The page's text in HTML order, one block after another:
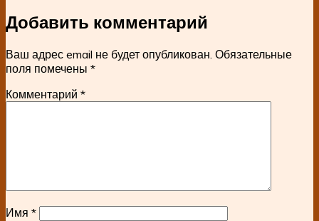
Добавить комментарий
Ваш адрес email не будет опубликован. Обязательные
поля помечены *
Комментарий *
Имя *